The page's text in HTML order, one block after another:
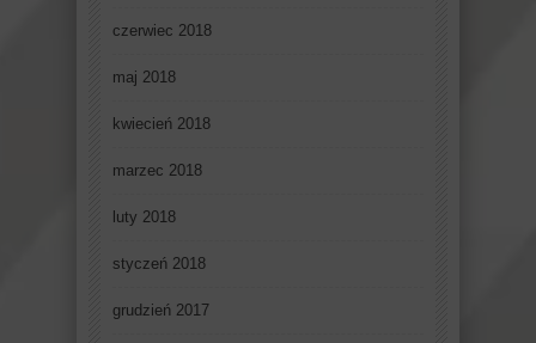
czerwiec 2018
maj 2018
kwiecień 2018
marzec 2018
luty 2018
styczeń 2018
grudzień 2017